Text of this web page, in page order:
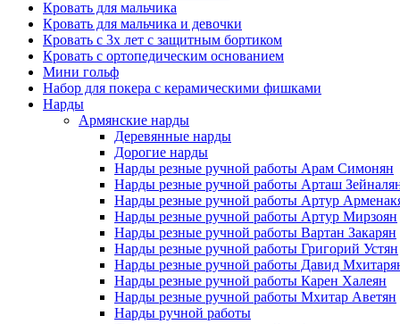
Кровать для мальчика
Кровать для мальчика и девочки
Кровать с 3х лет с защитным бортиком
Кровать с ортопедическим основанием
Мини гольф
Набор для покера с керамическими фишками
Нарды
Армянские нарды
Деревянные нарды
Дорогие нарды
Нарды резные ручной работы Арам Симонян
Нарды резные ручной работы Арташ
Нарды резные ручной работы Артур
Нарды резные ручной работы Артур Мирзоян
Нарды резные ручной работы Вартан Закарян
Нарды резные ручной работы Григорий Устян
Нарды резные ручной работы Давид
Нарды резные ручной работы Карен Халеян
Нарды резные ручной работы Мхитар Аветян
Нарды ручной работы